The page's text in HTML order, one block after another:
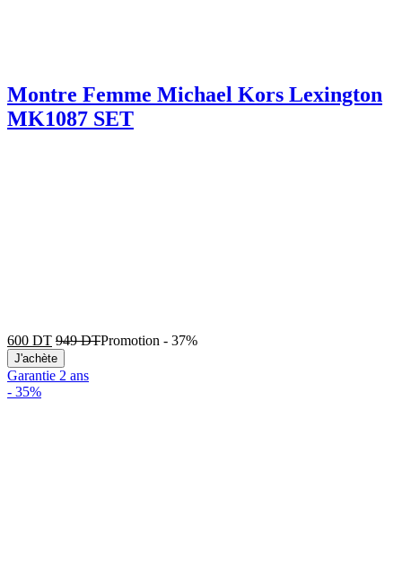
Montre Femme Michael Kors Lexington
MK1087 SET
600 DT 949DTPromotion - 37%
J'achète
Garantie 2 ans
- 35%